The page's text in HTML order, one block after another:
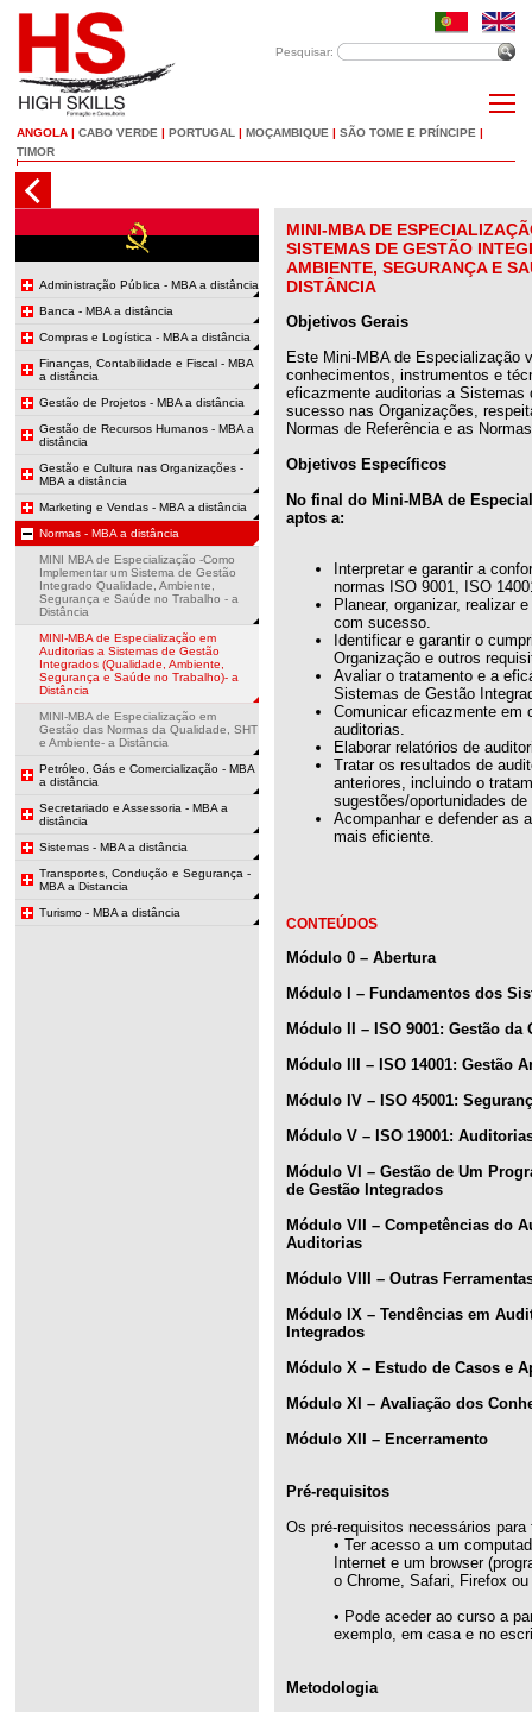
Pesquisar:
ANGOLA | CABO VERDE | PORTUGAL | MOÇAMBIQUE | SÃO TOME E PRÍNCIPE |
TIMOR
Administração Pública - MBA a distância
Banca - MBA a distância
Compras e Logística - MBA a distância
Finanças, Contabilidade e Fiscal - MBA
a distância
Gestão de Projetos - MBA a distância
Gestão de Recursos Humanos - MBA a
distância
Gestão e Cultura nas Organizações -
MBA a distância
Marketing e Vendas - MBA a distância
Normas - MBA a distância
MINI MBA de Especialização -Como
Implementar um Sistema de Gestão
Integrado Qualidade, Ambiente,
Segurança e Saúde no Trabalho - a
Distância
MINI-MBA de Especialização em
Auditorias a Sistemas de Gestão
Integrados (Qualidade, Ambiente,
Segurança e Saúde no Trabalho)- a
Distância
MINI-MBA de Especialização em
Gestão das Normas da Qualidade, SHT
e Ambiente- a Distância
Petróleo, Gás e Comercialização - MBA
a distância
Secretariado e Assessoria - MBA a
distância
Sistemas - MBA a distância
Transportes, Condução e Segurança -
MBA a Distancia
Turismo - MBA a distância
MINI-MBA DE
SISTEMAS DE GESTÃO
AMBIENTE, SEGURANÇA E
DISTÂNCIA
Objetivos Gerais
Este Mini-MBA de Especialização
conhecimentos, instrumentos e
eficazmente auditorias a Sistemas
sucesso nas Organizações,
Normas de Referência e as
Objetivos Específicos
No final do Mini-MBA de
aptos a:
Interpretar e garantir a
normas ISO 9001, ISO
Planear, organizar, realizar
com sucesso.
Identificar e garantir o
Organização e outros
Avaliar o tratamento e a
Sistemas de Gestão
Comunicar eficazmente em
auditorias.
Elaborar relatórios de
Tratar os resultados de
anteriores, incluindo o
sugestões/oportunidades
Acompanhar e defender as
mais eficiente.
CONTEÚDOS
Módulo 0 – Abertura
Módulo I – Fundamentos dos
Módulo II – ISO 9001: Gestão da
Módulo III – ISO 14001: Gestão
Módulo IV – ISO 45001:
Módulo V – ISO 19001:
Módulo VI – Gestão de Um
de Gestão Integrados
Módulo VII – Competências do
Auditorias
Módulo VIII – Outras
Módulo IX – Tendências em
Integrados
Módulo X – Estudo de Casos e
Módulo XI – Avaliação dos
Módulo XII – Encerramento
Pré-requisitos
Os pré-requisitos necessários
• Ter acesso a um
Internet e um browser
o Chrome, Safari, Firefox
• Pode aceder ao curso a
exemplo, em casa e no
Metodologia